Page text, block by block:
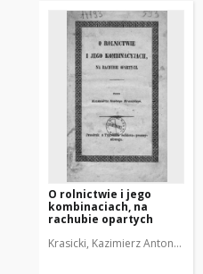
O rolnictwie i jego
kombinaciach, na
rachubie opartych
Krasicki, Kazimierz Antoni